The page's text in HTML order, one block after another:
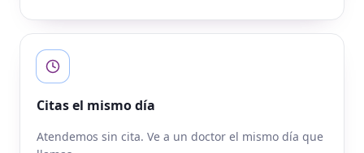
Citas el mismo día
Atendemos sin cita. Ve a un doctor el mismo día que